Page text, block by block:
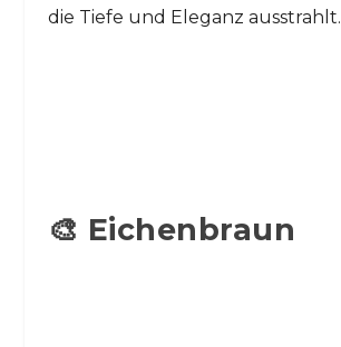
die Tiefe und Eleganz ausstrahlt.
🎨 Eichenbraun